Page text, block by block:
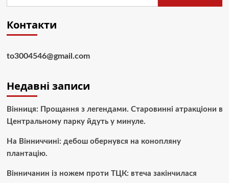
Контакти
to3004546@gmail.com
Недавні записи
Вінниця: Прощання з легендами. Старовинні атракціони в
Центральному парку йдуть у минуле.
На Вінниччині: дебош обернувся на конопляну
плантацію.
Вінничанин із ножем проти ТЦК: втеча закінчилася